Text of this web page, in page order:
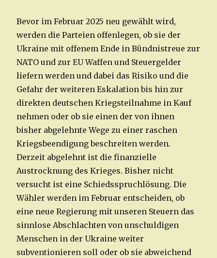
Bevor im Februar 2025 neu gewählt wird,
werden die Parteien offenlegen, ob sie der
Ukraine mit offenem Ende in Bündnistreue zur
NATO und zur EU Waffen und Steuergelder
liefern werden und dabei das Risiko und die
Gefahr der weiteren Eskalation bis hin zur
direkten deutschen Kriegsteilnahme in Kauf
nehmen oder ob sie einen der von ihnen
bisher abgelehnte Wege zu einer raschen
Kriegsbeendigung beschreiten werden.
Derzeit abgelehnt ist die finanzielle
Austrocknung des Krieges. Bisher nicht
versucht ist eine Schiedsspruchlösung. Die
Wähler werden im Februar entscheiden, ob
eine neue Regierung mit unseren Steuern das
sinnlose Abschlachten von unschuldigen
Menschen in der Ukraine weiter
subventionieren soll oder ob sie abweichend